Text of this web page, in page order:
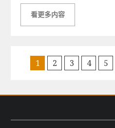
看更多内容
1 2 3 4 5